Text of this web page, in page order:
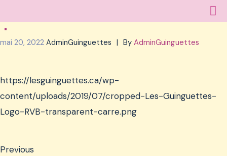
mai 20, 2022 AdminGuinguettes By AdminGuinguettes
https://lesguinguettes.ca/wp-
content/uploads/2019/07/cropped-Les-Guinguettes-
Logo-RVB-transparent-carre.png
Previous